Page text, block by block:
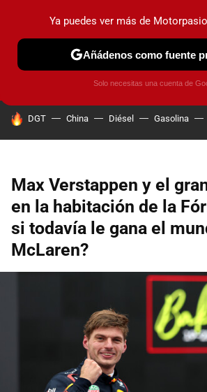
PRUEBAS COCHES ELÉCTRICOS
HOY SE HABLA DE
DGT China Diésel Gasolina
Max Verstappen y el
en la habitación de la
si todavía le gana el
McLaren?
Ya puedes ver más de
Añádenos como fuente
Solo necesitas una cuenta de